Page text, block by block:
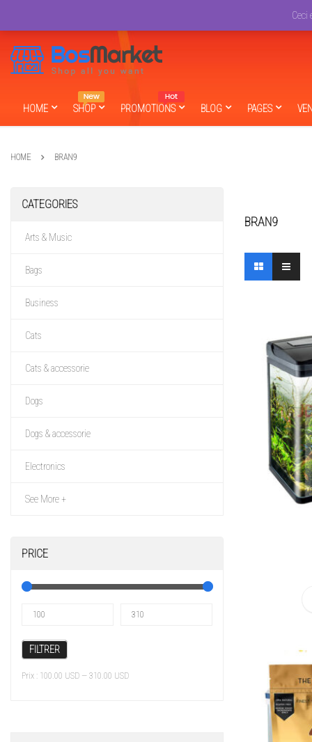
HOME SHOP PROMOTIONS BLOG PAGES
HOME BRAN9
CATEGORIES
Arts & Music
Bags
Business
Cats
Cats & accessorie
Dogs
Dogs & accessorie
Electronics
See More +
PRICE
FILTRER
Prix : 100.00 USD — 310.00 USD
BRAN9
Ceci